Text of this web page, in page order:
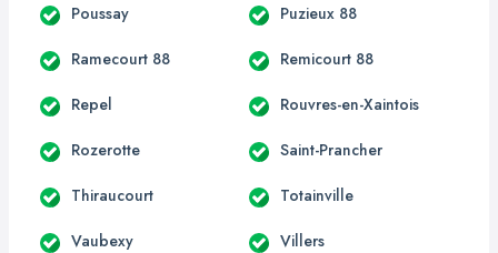
Poussay Puzieux 88
Ramecourt 88 Remicourt 88
Repel Rouvres-en-Xaintois
Rozerotte Saint-Prancher
Thiraucourt Totainville
Vaubexy Villers